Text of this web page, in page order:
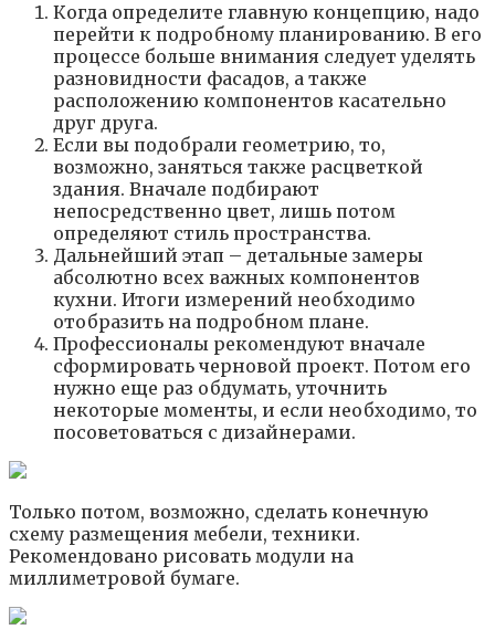
Когда определите главную концепцию, надо
перейти к подробному планированию. В его
процессе больше внимания следует уделять
разновидности фасадов, а также
расположению компонентов касательно
друг друга.
Если вы подобрали геометрию, то,
возможно, заняться также расцветкой
здания. Вначале подбирают
непосредственно цвет, лишь потом
определяют стиль пространства.
Дальнейший этап – детальные замеры
абсолютно всех важных компонентов
кухни. Итоги измерений необходимо
отобразить на подробном плане.
Профессионалы рекомендуют вначале
сформировать черновой проект. Потом его
нужно еще раз обдумать, уточнить
некоторые моменты, и если необходимо, то
посоветоваться с дизайнерами.
Только потом, возможно, сделать конечную
схему размещения мебели, техники.
Рекомендовано рисовать модули на
миллиметровой бумаге.